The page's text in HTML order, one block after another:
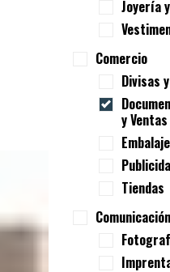
Joyería
Comercio
Divisas
y Ventas
Embalaje
Tiendas
Comunicación